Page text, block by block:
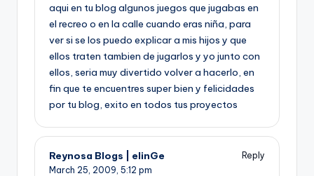
aqui en tu blog algunos juegos que jugabas en
el recreo o en la calle cuando eras niña, para
ver si se los puedo explicar a mis hijos y que
ellos traten tambien de jugarlos y yo junto con
ellos, seria muy divertido volver a hacerlo, en
fin que te encuentres super bien y felicidades
por tu blog, exito en todos tus proyectos
Reynosa Blogs | elinGe
Reply
March 25, 2009, 5:12 pm